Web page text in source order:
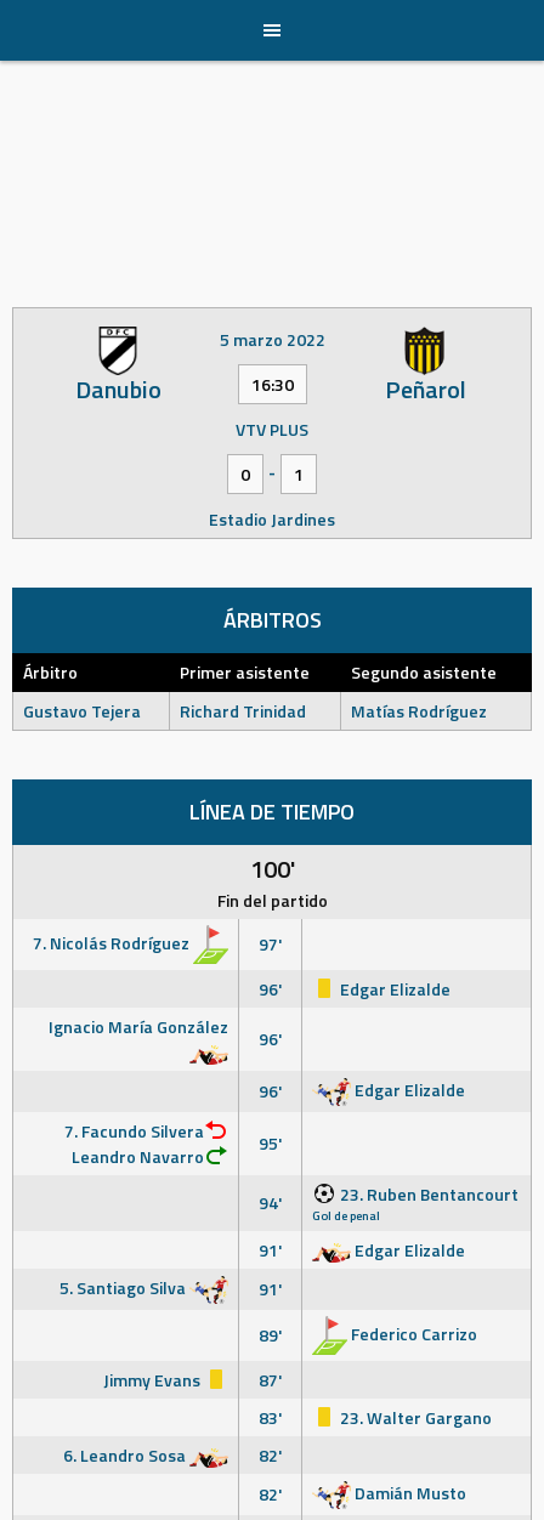
content
Danubio Peñarol
5 marzo 2022
16:30
VTV PLUS
0
-
1
Estadio Jardines
ÁRBITROS
Árbitro Primer asistente
Segundo asistente
Gustavo Tejera
Richard Trinidad Matías Rodríguez
LÍNEA DE TIEMPO
100'
Fin del partido
7. Nicolás Rodríguez
97'
96'
Edgar Elizalde
Ignacio María González
96'
96'
Edgar Elizalde
7. Facundo Silvera
Leandro Navarro
95'
94' 23. Ruben Bentancourt
Gol de penal
91'
Edgar Elizalde
5. Santiago Silva
91'
89'
Federico Carrizo
Jimmy Evans
87'
83'
23. Walter Gargano
6. Leandro Sosa
82'
82'
Damián Musto